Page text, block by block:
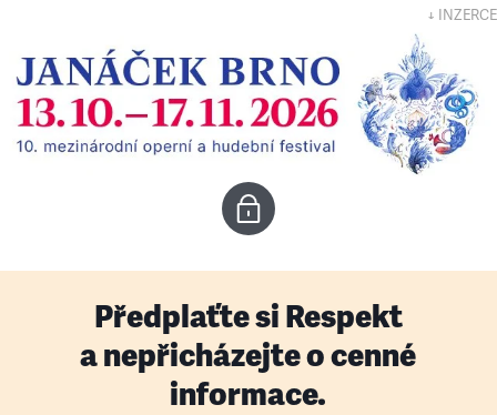
↓ INZERCE
Předplaťte si Respekt
a nepřicházejte o cenné
informace.